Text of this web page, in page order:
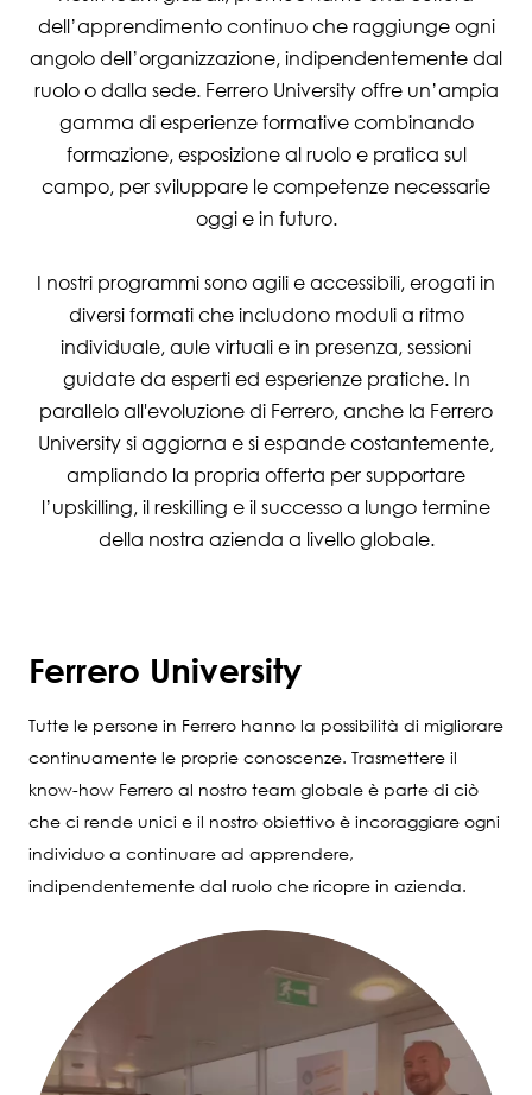
dell’apprendimento continuo che raggiunge ogni
angolo dell’organizzazione, indipendentemente dal
ruolo o dalla sede. Ferrero University offre un’ampia
gamma di esperienze formative combinando
formazione, esposizione al ruolo e pratica sul
campo, per sviluppare le competenze necessarie
oggi e in futuro.
I nostri programmi sono agili e accessibili, erogati in
diversi formati che includono moduli a ritmo
individuale, aule virtuali e in presenza, sessioni
guidate da esperti ed esperienze pratiche. In
parallelo all'evoluzione di Ferrero, anche la Ferrero
University si aggiorna e si espande costantemente,
ampliando la propria offerta per supportare
l’upskilling, il reskilling e il successo a lungo termine
della nostra azienda a livello globale.
Ferrero University
Tutte le persone in Ferrero hanno la possibilità di migliorare
continuamente le proprie conoscenze. Trasmettere il
know-how Ferrero al nostro team globale è parte di ciò
che ci rende unici e il nostro obiettivo è incoraggiare ogni
individuo a continuare ad apprendere,
indipendentemente dal ruolo che ricopre in azienda.